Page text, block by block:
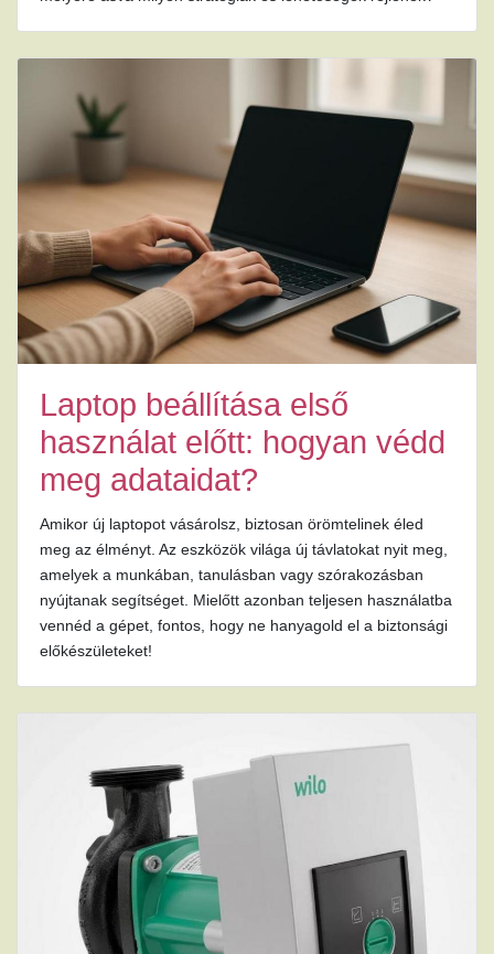
Laptop beállítása első
használat előtt: hogyan védd
meg adataidat?
Amikor új laptopot vásárolsz, biztosan örömtelinek éled
meg az élményt. Az eszközök világa új távlatokat nyit meg,
amelyek a munkában, tanulásban vagy szórakozásban
nyújtanak segítséget. Mielőtt azonban teljesen használatba
vennéd a gépet, fontos, hogy ne hanyagold el a biztonsági
előkészületeket!